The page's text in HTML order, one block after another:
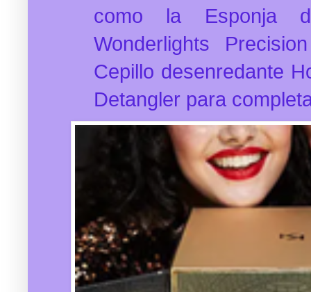
como la Esponja
Wonderlights
Cepillo desenredante
Detangler para